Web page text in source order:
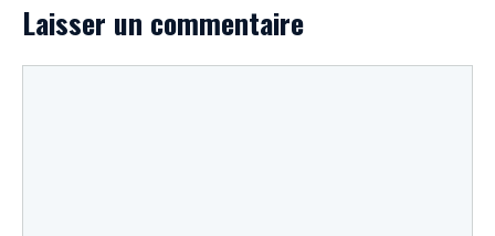
Laisser un commentaire